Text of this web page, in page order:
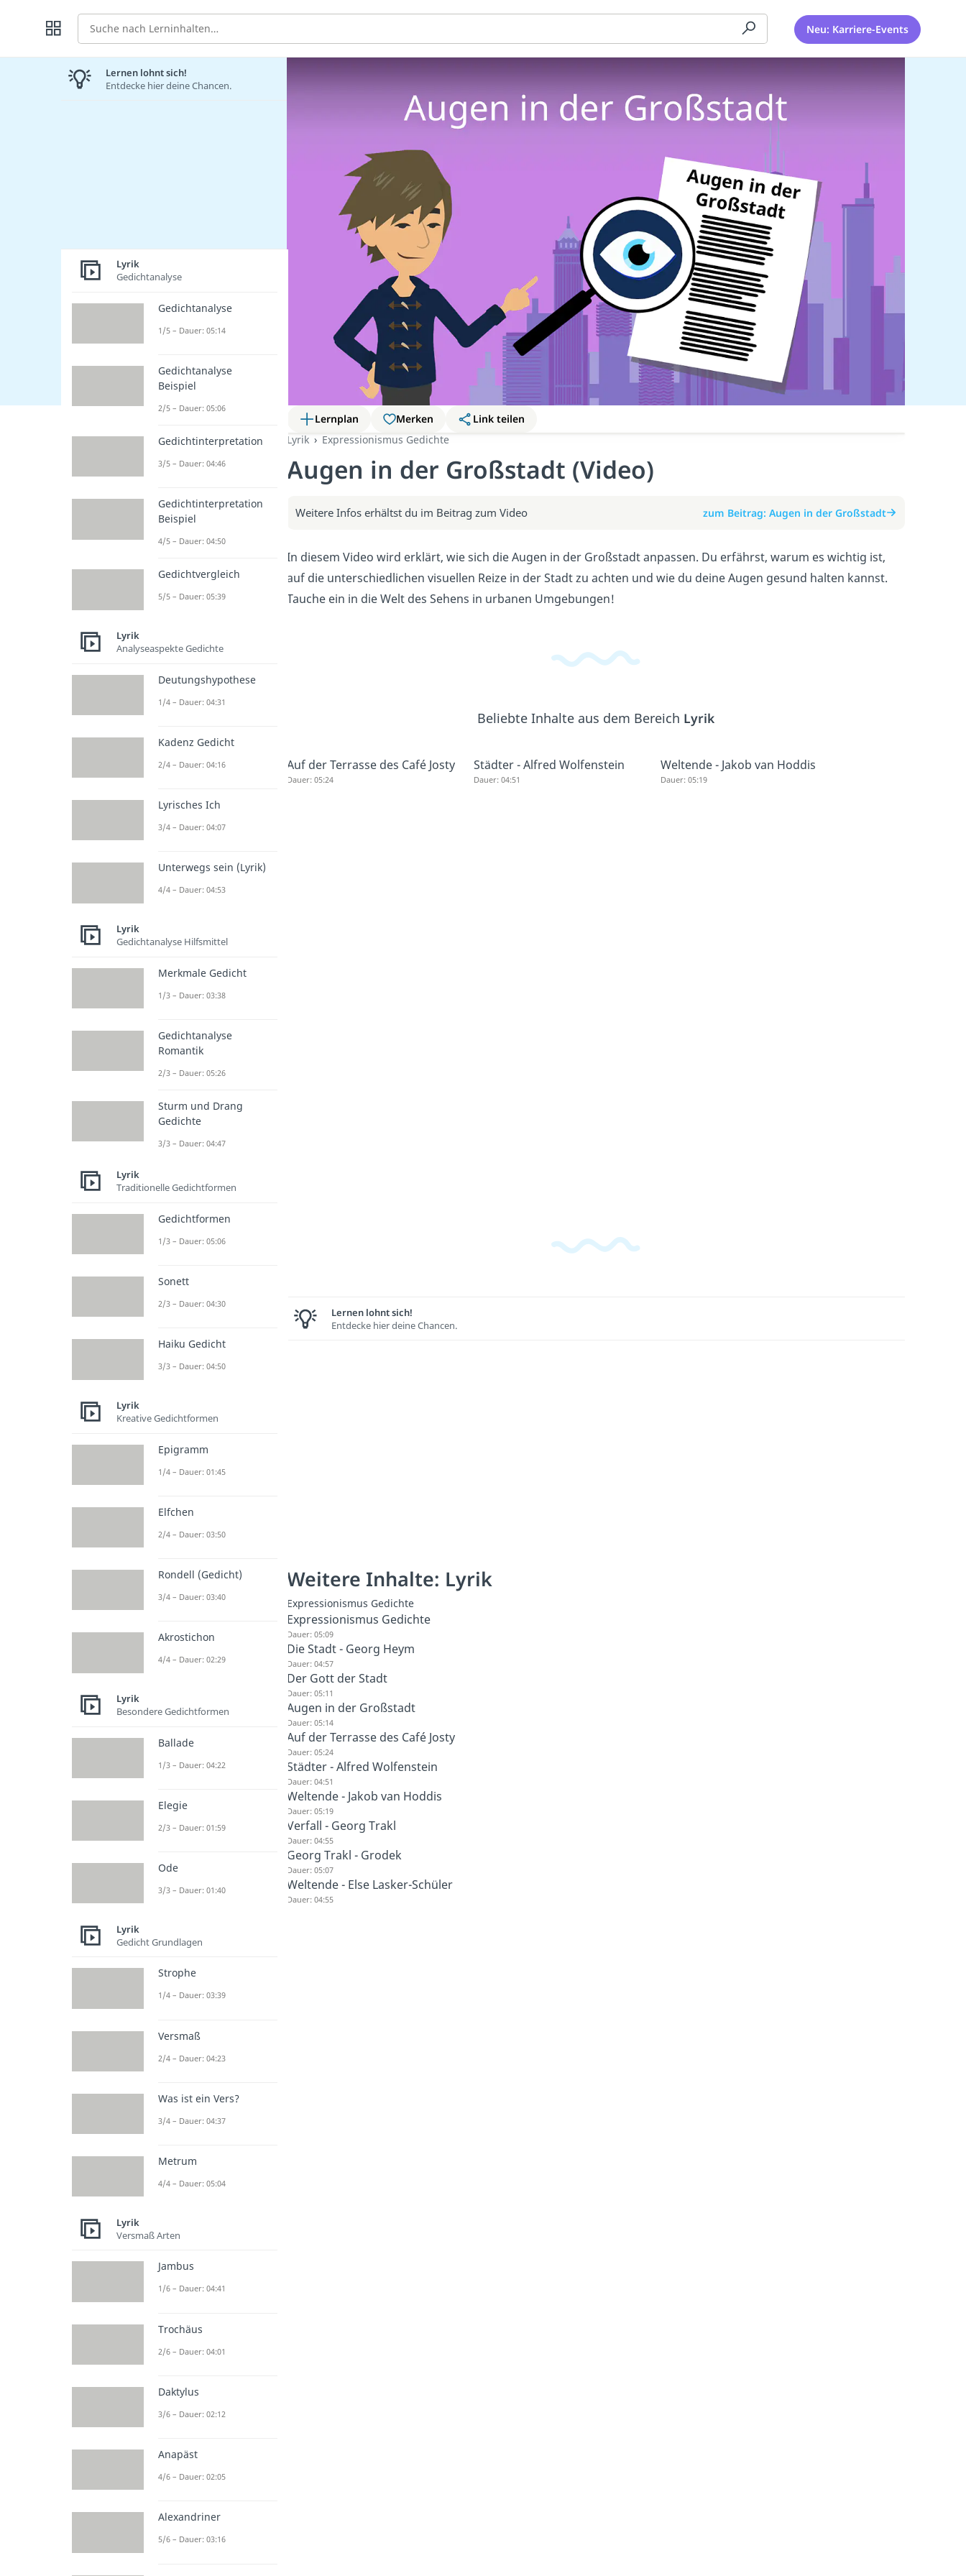
Suche Neu: Karriere-Events
Lernplan Merken
Link teilen
Lyrik
Expressionismus Gedichte
Augen in der Großstadt (Video)
Weitere Infos erhältst du im Beitrag zum Video zum Beitrag: Augen in der Großstadt
In diesem Video wird erklärt, wie sich die Augen in der Großstadt anpassen. Du erfährst, warum es wichtig ist,
auf die unterschiedlichen visuellen Reize in der Stadt zu achten und wie du deine Augen gesund halten kannst.
Tauche ein in die Welt des Sehens in urbanen Umgebungen!
Beliebte Inhalte aus dem Bereich Lyrik
Auf der Terrasse des Café Josty
Dauer: 05:24
Städter - Alfred Wolfenstein
Dauer: 04:51
Weltende - Jakob van Hoddis
Dauer: 05:19
Lernen lohnt sich!
Entdecke hier deine Chancen.
Weitere Inhalte: Lyrik
Expressionismus Gedichte
Expressionismus Gedichte
Dauer: 05:09
Die Stadt - Georg Heym
Dauer: 04:57
Der Gott der Stadt
Dauer: 05:11
Augen in der Großstadt
Dauer: 05:14
Auf der Terrasse des Café Josty
Dauer: 05:24
Städter - Alfred Wolfenstein
Dauer: 04:51
Weltende - Jakob van Hoddis
Dauer: 05:19
Verfall - Georg Trakl
Dauer: 04:55
Georg Trakl - Grodek
Dauer: 05:07
Weltende - Else Lasker-Schüler
Dauer: 04:55
Lernen lohnt sich!
Entdecke hier deine Chancen.
Lyrik
Gedichtanalyse
Gedichtanalyse
1/5 – Dauer: 05:14
Gedichtanalyse
Beispiel
2/5 – Dauer: 05:06
Gedichtinterpretation
3/5 – Dauer: 04:46
Gedichtinterpretation
Beispiel
4/5 – Dauer: 04:50
Gedichtvergleich
5/5 – Dauer: 05:39
Lyrik
Analyseaspekte Gedichte
Deutungshypothese
1/4 – Dauer: 04:31
Kadenz Gedicht
2/4 – Dauer: 04:16
Lyrisches Ich
3/4 – Dauer: 04:07
Unterwegs sein (Lyrik)
4/4 – Dauer: 04:53
Lyrik
Gedichtanalyse Hilfsmittel
Merkmale Gedicht
1/3 – Dauer: 03:38
Gedichtanalyse
Romantik
2/3 – Dauer: 05:26
Sturm und Drang
Gedichte
3/3 – Dauer: 04:47
Lyrik
Traditionelle Gedichtformen
Gedichtformen
1/3 – Dauer: 05:06
Sonett
2/3 – Dauer: 04:30
Haiku Gedicht
3/3 – Dauer: 04:50
Lyrik
Kreative Gedichtformen
Epigramm
1/4 – Dauer: 01:45
Elfchen
2/4 – Dauer: 03:50
Rondell (Gedicht)
3/4 – Dauer: 03:40
Akrostichon
4/4 – Dauer: 02:29
Lyrik
Besondere Gedichtformen
Ballade
1/3 – Dauer: 04:22
Elegie
2/3 – Dauer: 01:59
Ode
3/3 – Dauer: 01:40
Lyrik
Gedicht Grundlagen
Strophe
1/4 – Dauer: 03:39
Versmaß
2/4 – Dauer: 04:23
Was ist ein Vers?
3/4 – Dauer: 04:37
Metrum
4/4 – Dauer: 05:04
Lyrik
Versmaß Arten
Jambus
1/6 – Dauer: 04:41
Trochäus
2/6 – Dauer: 04:01
Daktylus
3/6 – Dauer: 02:12
Anapäst
4/6 – Dauer: 02:05
Alexandriner
5/6 – Dauer: 03:16